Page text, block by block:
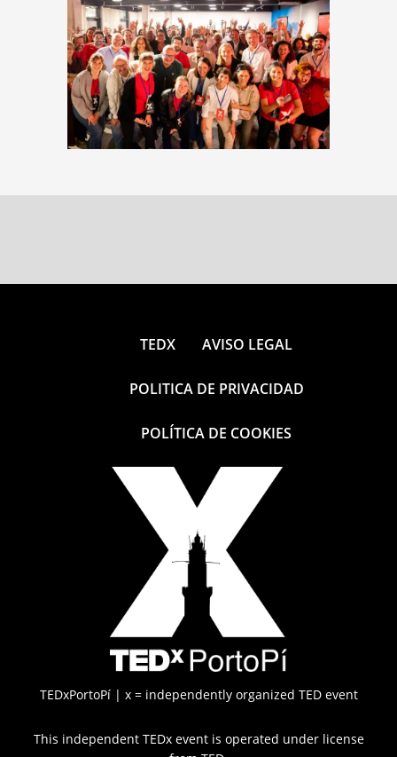
TEDX AVISO LEGAL
POLITICA DE PRIVACIDAD
POLÍTICA DE COOKIES
TEDxPortoPí | x = independently organized TED event
This independent TEDx event is operated under license